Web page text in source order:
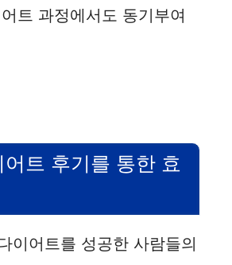
트 과정에서도 동기부여
트 후기를 통한 효
이어트를 성공한 사람들의